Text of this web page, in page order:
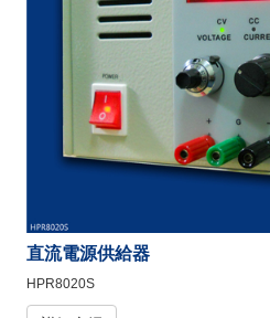
直流電源供給器
HPR8020S